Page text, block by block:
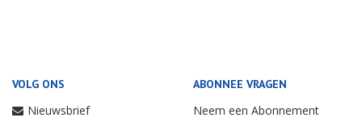
VOLG ONS
Nieuwsbrief
ABONNEE VRAGEN
Neem een Abonnement